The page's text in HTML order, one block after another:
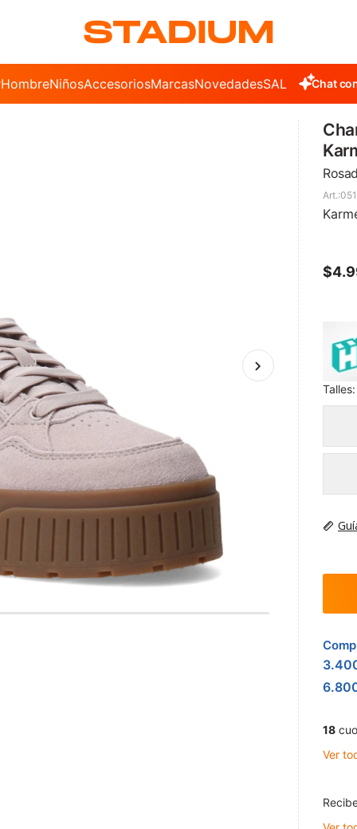
HombreNiñosAccesoriosMarcasNovedadesSALE Chat
$
Talles:
18
Ver